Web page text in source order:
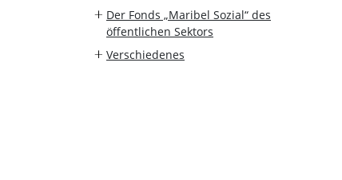
Der Fonds „Maribel Sozial“ des
öffentlichen Sektors
Verschiedenes